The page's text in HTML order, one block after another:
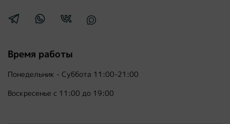
Время работы
Понедельник - Суббота 11:00-21:00
Воскресенье с 11:00 до 19:00